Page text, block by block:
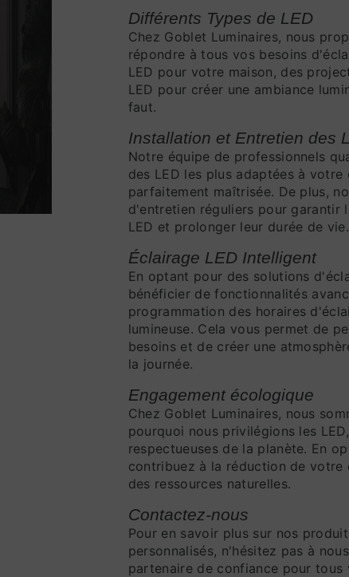
Différents Types de LED
Chez Goblet Luminaires, nous
répondre à tous vos besoins
LED pour votre maison, des
LED pour créer une ambiance
faut.
Installation et Entretien des
Notre équipe de professionnels
des LED les plus adaptées à
parfaitement maîtrisée. De plus,
d'entretien réguliers pour garantir
LED et prolonger leur durée de vie.
Éclairage LED Intelligent
En optant pour des solutions
bénéficier de fonctionnalités
programmation des horaires
lumineuse. Cela vous permet de
besoins et de créer une
la journée.
Engagement écologique
Chez Goblet Luminaires, nous
pourquoi nous privilégions les
respectueuses de la planète. En
contribuez à la réduction de
des ressources naturelles.
Contactez-nous
Pour en savoir plus sur nos
personnalisés, n'hésitez pas à
partenaire de confiance pour